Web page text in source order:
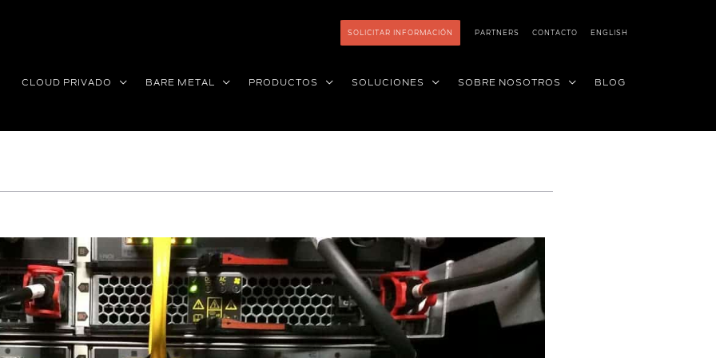
SOLICITAR INFORMACIÓN PARTNERS CONTACTO ENGLISH
CLOUD PRIVADO BARE METAL PRODUCTOS SOLUCIONES SOBRE NOSOTROS BLOG